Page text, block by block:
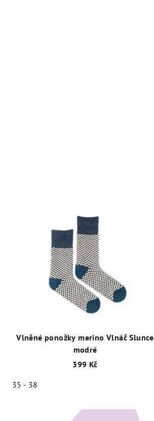
Vlněné ponožky merino Vlnáč Slunce
modré
399 Kč
35 - 38